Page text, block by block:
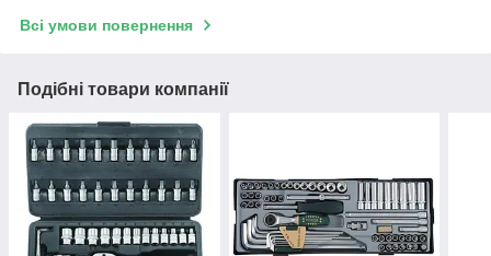
Всі умови повернення
Подібні товари компанії